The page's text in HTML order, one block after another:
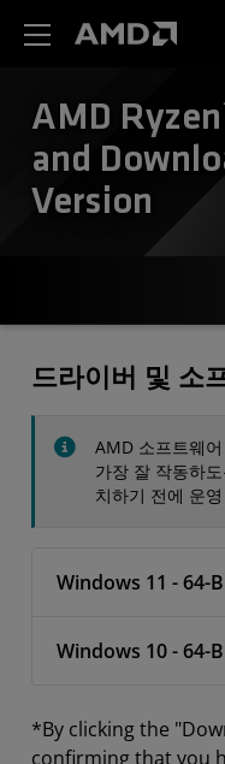
AMD
and
Version
드라이버 및 소
AMD 소프트웨
가장 잘 작동하
치하기 전에 운
Windows 11 - 64-
Windows 10 - 64-
*By clicking the
confirming that you